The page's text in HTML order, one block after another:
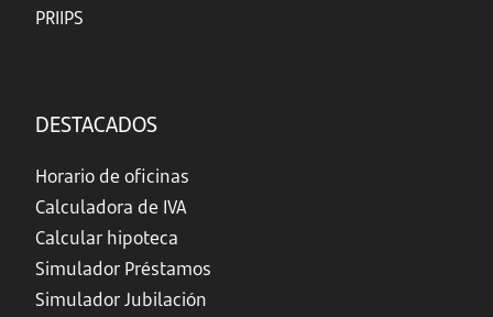
PRIIPS
DESTACADOS
Horario de oficinas
Calculadora de IVA
Calcular hipoteca
Simulador Préstamos
Simulador Jubilación